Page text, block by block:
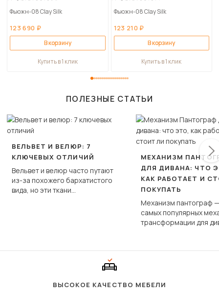
Фьюжн-08 Clay Silk
123 690 ₽
В корзину
Купить в 1 клик
Фьюжн-08 Clay Silk
123 210 ₽
В корзину
Купить в 1 клик
ПОЛЕЗНЫЕ СТАТЬИ
ВЕЛЬВЕТ И ВЕЛЮР: 7
КЛЮЧЕВЫХ ОТЛИЧИЙ
Вельвет и велюр часто путают
из-за похожего бархатистого
вида, но эти ткани
МЕХАНИЗМ
ДЛЯ ДИВАНА: ЧТО
КАК РАБОТАЕТ И
ПОКУПАТЬ
Механизм пантограф
самых популярных
трансформации для
сиденье не
дугообразной
ВЫСОКОЕ КАЧЕСТВО МЕБЕЛИ